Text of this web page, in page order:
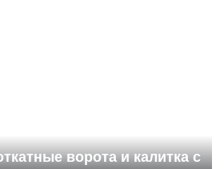
ворота и калитка с